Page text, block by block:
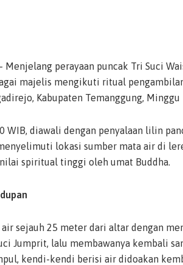
perayaan puncak Tri Suci
majelis mengikuti ritual
Kabupaten Temanggung,
diawali dengan penyalaan lilin
lokasi sumber mata air di
spiritual tinggi oleh umat Buddha.
sejauh 25 meter dari altar dengan
Jumprit, lalu membawanya kembali
kendi-kendi berisi air didoakan